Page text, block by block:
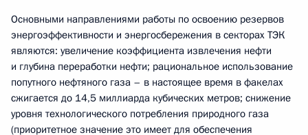
Основными направлениями работы по освоению резервов
энергоэффективности и энергосбережения в секторах ТЭК
являются: увеличение коэффициента извлечения нефти
и глубина переработки нефти; рациональное использование
попутного нефтяного газа – в настоящее время в факелах
сжигается до 14,5 миллиарда кубических метров; снижение
уровня технологического потребления природного газа
(приоритетное значение это имеет для обеспечения